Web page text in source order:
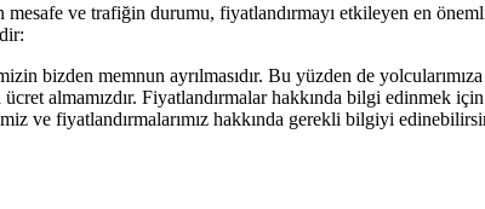
ve trafiğin durumu, fiyatlandırmayı etkileyen en
bizden memnun ayrılmasıdır. Bu yüzden de
almamızdır. Fiyatlandırmalar hakkında bilgi edinmek
ve fiyatlandırmalarımız hakkında gerekli bilgiyi